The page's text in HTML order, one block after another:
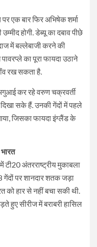
एक बार फिर अभिषेक शर्मा
होगी. डेब्यू का दबाव पीछे
में बल्लेबाजी करने की
का पूरा फायदा उठाने
रख सकता है.
कर रहे वरुण चक्रवर्ती
दिखा सके हैं. उनकी गेंदों में पहले
जिसका फायदा इंग्लैंड के
टी20 अंतरराष्ट्रीय मुकाबला
गेंदों पर शानदार शतक जड़ा
को हार से नहीं बचा सकी थी.
हुए सीरीज में बराबरी हासिल